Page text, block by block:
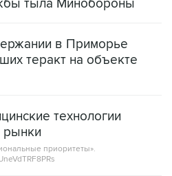
тыла Минобороны
в Приморье
теракт на объекте
технологии
рынки
приоритеты».